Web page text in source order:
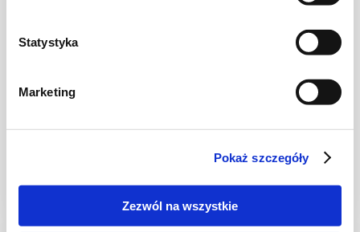
Statystyka
Marketing
Pokaż szczegóły
Zezwól na wszystkie
CIASTECZKA
1531 kcal